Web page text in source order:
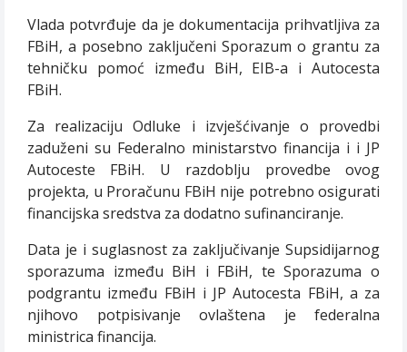
Vlada potvrđuje da je dokumentacija prihvatljiva za
FBiH, a posebno zaključeni Sporazum o grantu za
tehničku pomoć između BiH, EIB-a i Autocesta
FBiH.
Za realizaciju Odluke i izvješćivanje o provedbi
zaduženi su Federalno ministarstvo financija i i JP
Autoceste FBiH. U razdoblju provedbe ovog
projekta, u Proračunu FBiH nije potrebno osigurati
financijska sredstva za dodatno sufinanciranje.
Data je i suglasnost za zaključivanje Supsidijarnog
sporazuma između BiH i FBiH, te Sporazuma o
podgrantu između FBiH i JP Autocesta FBiH, a za
njihovo potpisivanje ovlaštena je federalna
ministrica financija.